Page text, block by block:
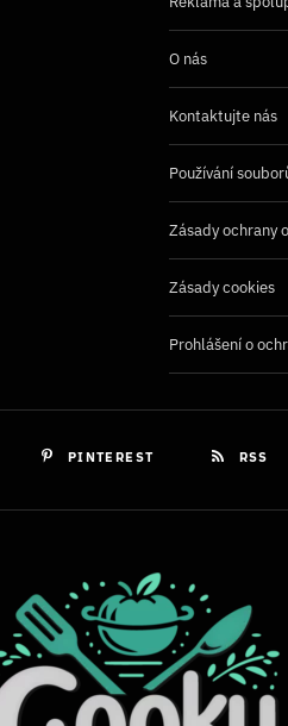
O nás
Kontaktujte nás
Používání
Zásady ochrany
Zásady cookies
Prohlášení o
PINTEREST RSS